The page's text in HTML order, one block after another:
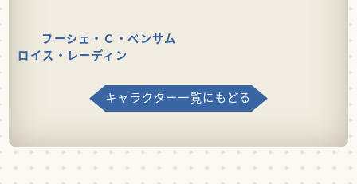
フーシェ・Ｃ・ベンサム
ロイス・レーディン
キャラクター一覧にもどる